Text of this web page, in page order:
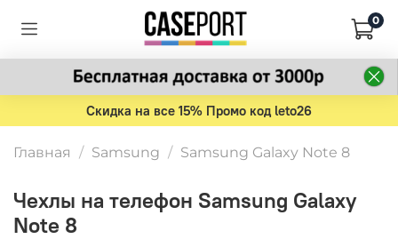
0
Скидка на все 15% Промо код leto26
Главная Samsung Samsung Galaxy Note 8
Чехлы на телефон Samsung Galaxy
Note 8